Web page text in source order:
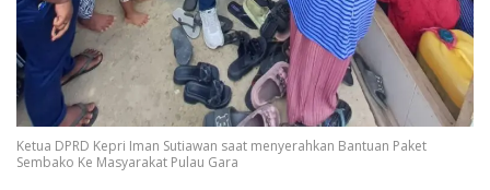
Ketua DPRD Kepri Iman Sutiawan saat menyerahkan Bantuan Paket
Sembako Ke Masyarakat Pulau Gara